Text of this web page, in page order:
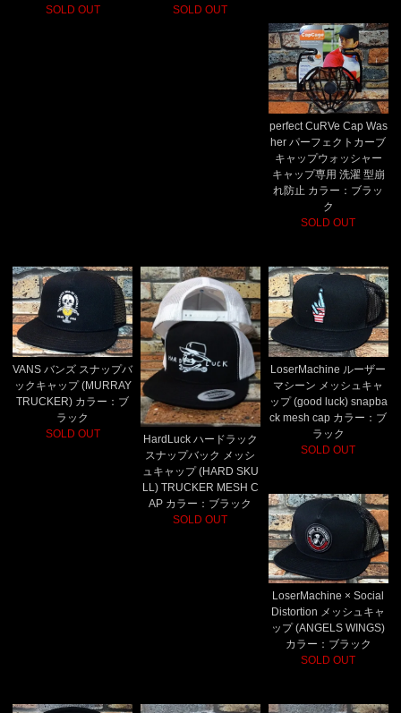
SOLD OUT
SOLD OUT
perfect CuRVe Cap Was
her パーフェクトカーブ
キャップウォッシャー
キャップ専用 洗濯 型崩
れ防止 カラー：ブラッ
ク
SOLD OUT
VANS バンズ スナップバ
ックキャップ (MURRAY
TRUCKER) カラー：ブ
ラック
SOLD OUT
HardLuck ハードラック
スナップバック メッシ
ュキャップ (HARD SKU
LL) TRUCKER MESH C
AP カラー：ブラック
SOLD OUT
LoserMachine ルーザー
マシーン メッシュキャ
ップ (good luck) snapba
ck mesh cap カラー：ブ
ラック
SOLD OUT
LoserMachine × Social
Distortion メッシュキャ
ップ (ANGELS WINGS)
カラー：ブラック
SOLD OUT